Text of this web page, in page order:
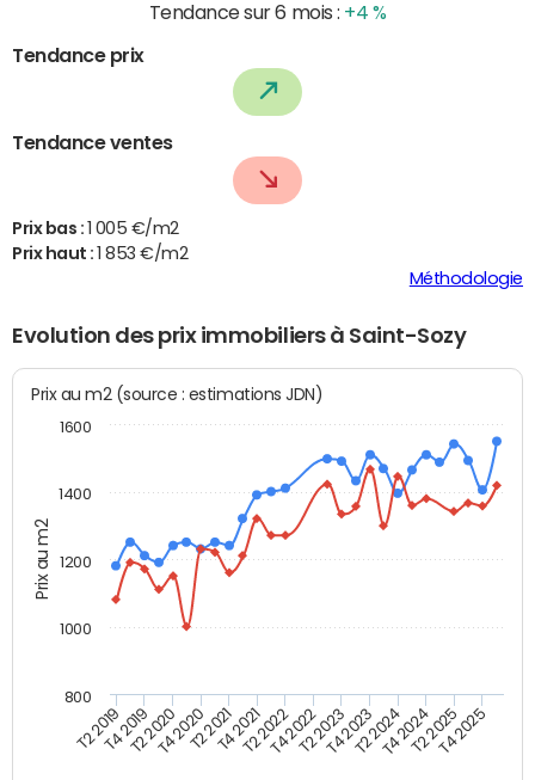
Tendance sur 6 mois : +4 %
Tendance prix
Tendance ventes
Prix bas :
1 005 €/m2
Prix haut :
1 853 €/m2
Méthodologie
Evolution des prix immobiliers à Saint-Sozy
Prix au m2
Prix au m2 (source : estimations JDN)
T2 2019T4 2019T2 2020T4 2020T2 2021T4 2021T2 2022T4 2022T2 2023T4 2023T2 2024T4 2024T2 2025T4 2025
800
1000
1200
1400
1600